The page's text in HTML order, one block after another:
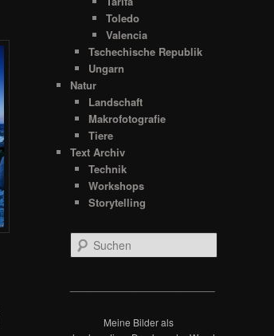
Toledo
Valencia
Tschechische Republik
Ungarn
Natur
Landschaft
Makrofotografie
Tiere
Text Archiv
Technik
Workshops
Storytelling
u
Meine Bilder als